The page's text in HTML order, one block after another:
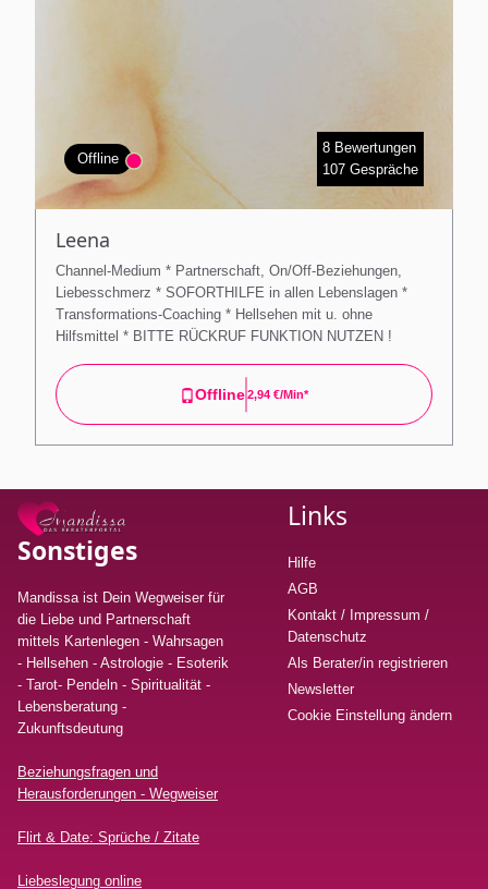
Offline
8 Bewertungen
107 Gespräche
Leena
Channel-Medium * Partnerschaft, On/Off-Beziehungen,
Liebesschmerz * SOFORTHILFE in allen Lebenslagen *
Transformations-Coaching * Hellsehen mit u. ohne
Hilfsmittel * BITTE RÜCKRUF FUNKTION NUTZEN !
Offline2,94 €/min*
Sonstiges
Mandissa ist Dein Wegweiser für
die Liebe und Partnerschaft
mittels Kartenlegen - Wahrsagen
- Hellsehen - Astrologie - Esoterik
- Tarot- Pendeln - Spiritualität -
Lebensberatung -
Zukunftsdeutung
Beziehungsfragen und
Herausforderungen - Wegweiser
Flirt & Date: Sprüche / Zitate
Liebeslegung online
Links
Hilfe
AGB
Kontakt / Impressum /
Datenschutz
Als Berater/in registrieren
Newsletter
Cookie Einstellung ändern